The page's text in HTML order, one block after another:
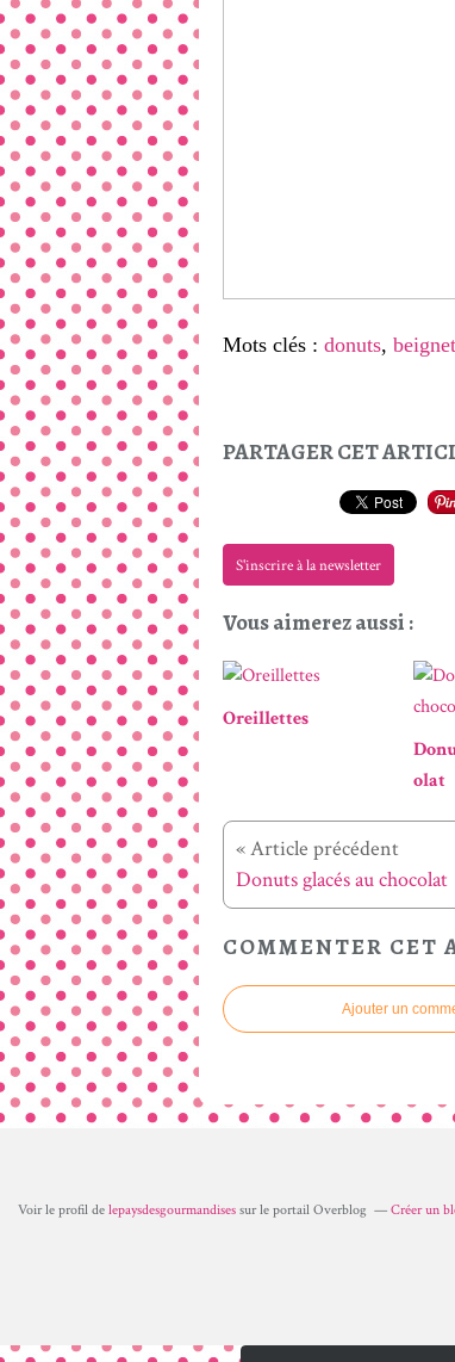
Mots clés : donuts,
PARTAGER CET
S'inscrire à la newsletter
Vous aimerez aussi :
Oreillettes
olat
« Article précédent
Donuts glacés au chocolat
COMMENTER CET
Ajouter un
Voir le profil de lepaysdesgourmandises sur le portail Overblog Créer un